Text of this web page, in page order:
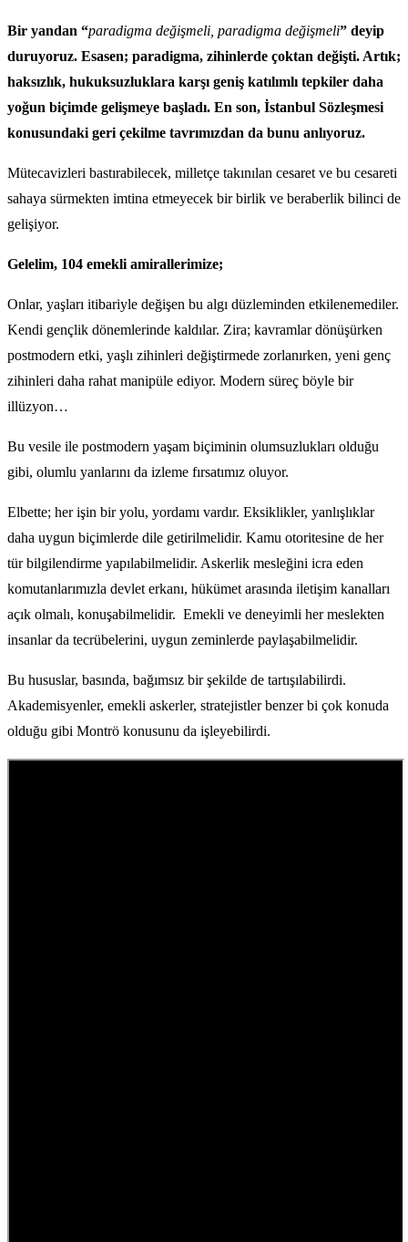
Bir yandan “paradigma değişmeli, paradigma değişmeli” deyip
duruyoruz. Esasen; paradigma, zihinlerde çoktan değişti. Artık;
haksızlık, hukuksuzluklara karşı geniş katılımlı tepkiler daha
yoğun biçimde gelişmeye başladı. En son, İstanbul Sözleşmesi
konusundaki geri çekilme tavrımızdan da bunu anlıyoruz.
Mütecavizleri bastırabilecek, milletçe takınılan cesaret ve bu cesareti
sahaya sürmekten imtina etmeyecek bir birlik ve beraberlik bilinci de
gelişiyor.
Gelelim, 104 emekli amirallerimize;
Onlar, yaşları itibariyle değişen bu algı düzleminden etkilenemediler.
Kendi gençlik dönemlerinde kaldılar. Zira; kavramlar dönüşürken
postmodern etki, yaşlı zihinleri değiştirmede zorlanırken, yeni genç
zihinleri daha rahat manipüle ediyor. Modern süreç böyle bir
illüzyon…
Bu vesile ile postmodern yaşam biçiminin olumsuzlukları olduğu
gibi, olumlu yanlarını da izleme fırsatımız oluyor.
Elbette; her işin bir yolu, yordamı vardır. Eksiklikler, yanlışlıklar
daha uygun biçimlerde dile getirilmelidir. Kamu otoritesine de her
tür bilgilendirme yapılabilmelidir. Askerlik mesleğini icra eden
komutanlarımızla devlet erkanı, hükümet arasında iletişim kanalları
açık olmalı, konuşabilmelidir. Emekli ve deneyimli her meslekten
insanlar da tecrübelerini, uygun zeminlerde paylaşabilmelidir.
Bu hususlar, basında, bağımsız bir şekilde de tartışılabilirdi.
Akademisyenler, emekli askerler, stratejistler benzer bi çok konuda
olduğu gibi Montrö konusunu da işleyebilirdi.